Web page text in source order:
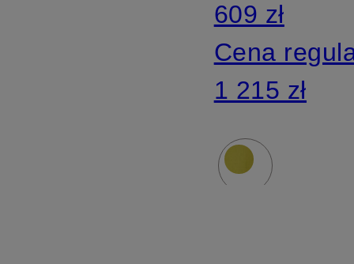
609 zł
Cena
1 215 zł